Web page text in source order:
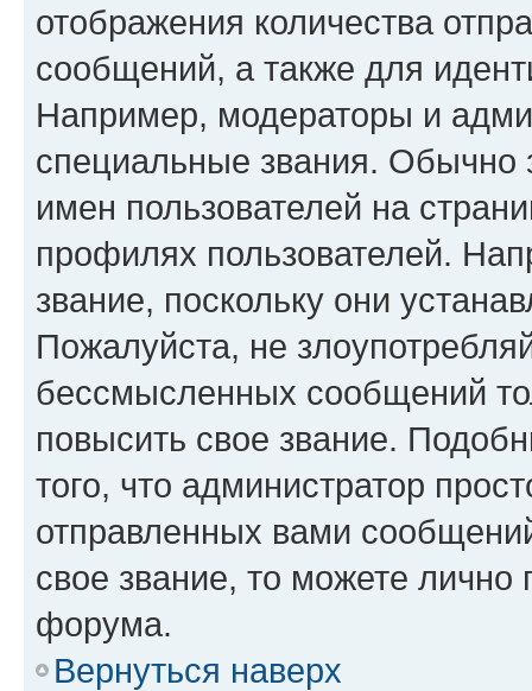
отображения количества
сообщений, а также для
Например, модераторы и
специальные звания. Обычно
имен пользователей на
профилях пользователей.
звание, поскольку они
Пожалуйста, не
бессмысленных сообщений
повысить свое звание.
того, что администратор
отправленных вами
свое звание, то можете лично
форума.
Вернуться наверх